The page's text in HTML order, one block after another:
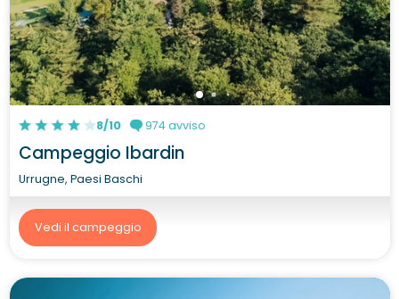
8/10 974 avviso
Campeggio Ibardin
Urrugne, Paesi Baschi
Vedi il campeggio